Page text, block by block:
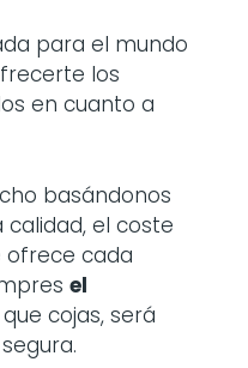
para el mundo
los
en cuanto a
basándonos
el coste
ofrece cada
el
que cojas, será